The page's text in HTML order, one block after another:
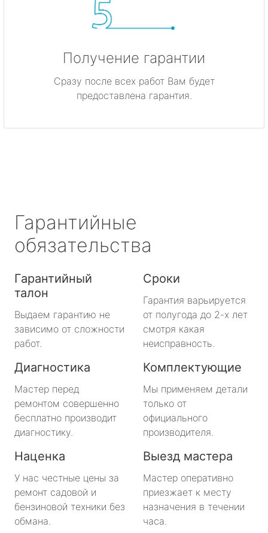
Получение гарантии
Сразу после всех работ Вам будет
предоставлена гарантия.
Гарантийные
обязательства
Гарантийный
талон
Выдаем гарантию не
зависимо от сложности
работ.
Сроки
Гарантия варьируется
от полугода до 2-х лет
смотря какая
неисправность.
Диагностика
Мастер перед
ремонтом совершенно
бесплатно производит
диагностику.
Комплектующие
Мы применяем детали
только от
официального
производителя.
Наценка
У нас честные цены за
ремонт садовой и
бензиновой техники без
обмана.
Выезд мастера
Мастер оперативно
приезжает к месту
назначения в течении
часа.